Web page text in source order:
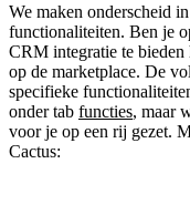
We maken onderscheid
functionaliteiten. Ben je
CRM integratie te
op de marketplace. De
specifieke
onder tab functies, maar
voor je op een rij gezet.
Cactus: